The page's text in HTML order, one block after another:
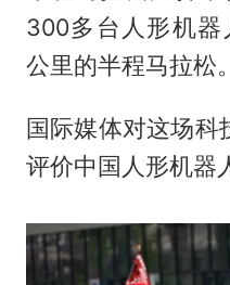
300多台人形机器
公里的半程马拉松。
国际媒体对这场科
评价中国人形机器